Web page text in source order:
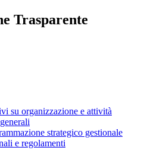
Trasparente
su organizzazione e attività
strategico gestionale
e regolamenti